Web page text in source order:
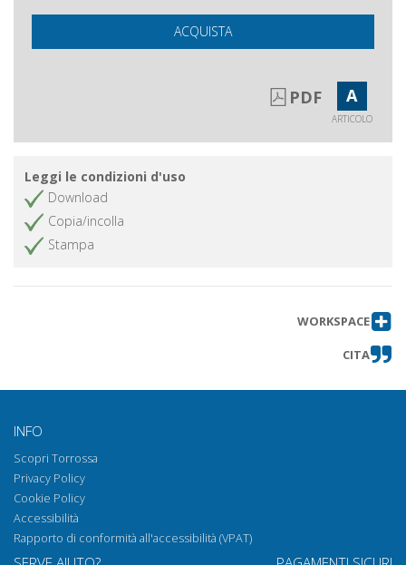
ACQUISTA
PDF A
ARTICOLO
Leggi le condizioni d'uso
Download
Copia/incolla
Stampa
WORKSPACE
CITA
INFO
Scopri Torrossa
Privacy Policy
Cookie Policy
Accessibilità
Rapporto di conformità all'accessibilità (VPAT)